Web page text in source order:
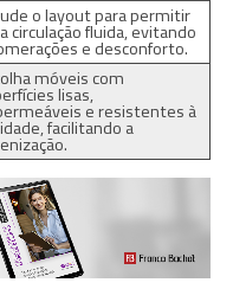
o layout para permitir
circulação fluida, evitando
e desconforto.
móveis com
lisas,
e resistentes à
facilitando a